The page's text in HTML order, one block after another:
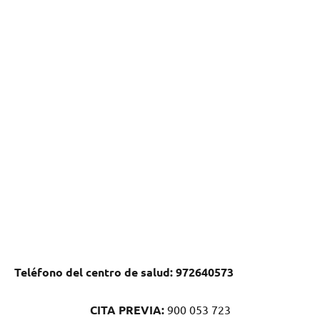
Teléfono del centro dе salud:972640573
CITA PREVIA: 900 053 723